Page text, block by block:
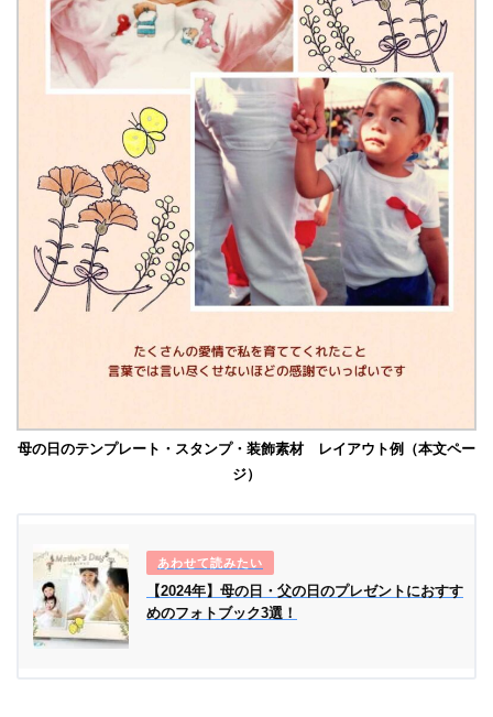
母の日のテンプレート・スタンプ・装飾素材 レイアウト例（本文ペー
ジ）
【2024年】母の日・父の日のプレゼントにおすす
めのフォトブック3選！